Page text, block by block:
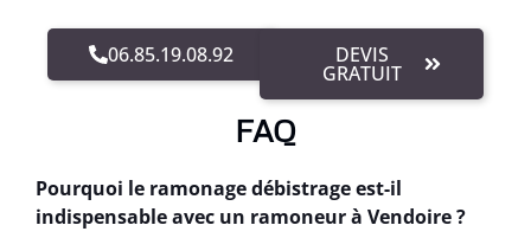
06.85.19.08.92 DEVIS
GRATUIT
FAQ
Pourquoi le ramonage débistrage est-il
indispensable avec un ramoneur à Vendoire ?